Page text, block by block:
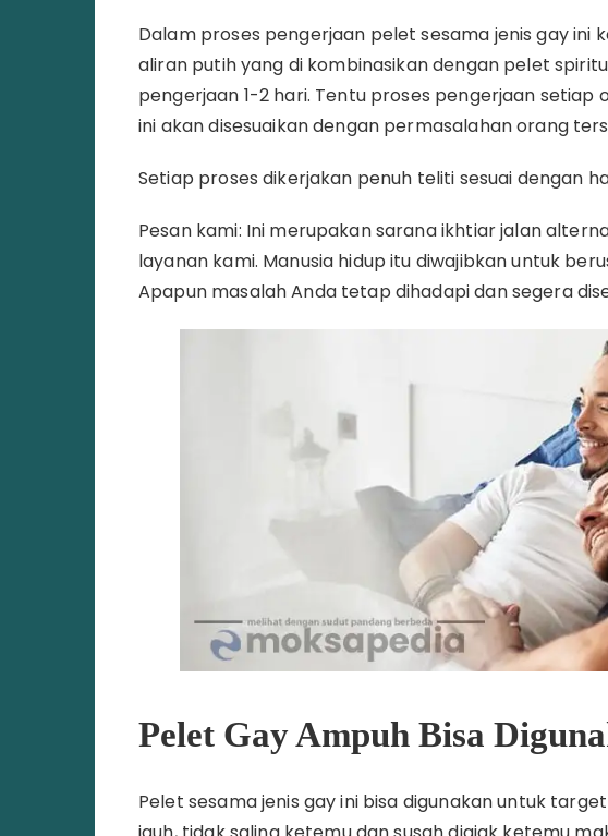
Dalam proses pengerjaan pelet sesama jenis gay ini
aliran putih yang di kombinasikan dengan pelet
pengerjaan 1-2 hari. Tentu proses pengerjaan setiap
ini akan disesuaikan dengan permasalahan orang
Setiap proses dikerjakan penuh teliti sesuai dengan
Pesan kami: Ini merupakan sarana ikhtiar jalan
layanan kami. Manusia hidup itu diwajibkan untuk
Apapun masalah Anda tetap dihadapi dan segera
Pelet Gay Ampuh Bisa
Pelet sesama jenis gay ini bisa digunakan untuk